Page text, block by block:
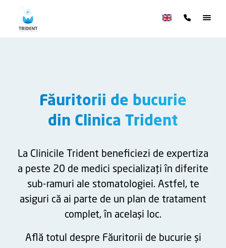
Făuritorii de bucurie
din Clinica Trident
La Clinicile Trident beneficiezi de expertiza
a peste 20 de medici specializați în diferite
sub-ramuri ale stomatologiei. Astfel, te
asiguri că ai parte de un plan de tratament
complet, în același loc.
Află totul despre Făuritorii de bucurie și